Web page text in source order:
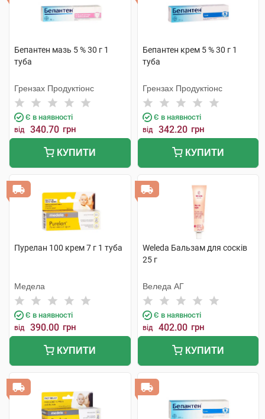
Бепантен мазь 5 % 30 г 1
туба
Грензах Продуктіонс
Є в наявності
від 340.70 грн
КУПИТИ
Бепантен крем 5 % 30 г 1
туба
Грензах Продуктіонс
Є в наявності
від 342.20 грн
КУПИТИ
Пурелан 100 крем 7 г 1 туба
Медела
Є в наявності
від 390.00 грн
КУПИТИ
Weleda Бальзам для сосків
25 г
Веледа АГ
Є в наявності
від 402.00 грн
КУПИТИ